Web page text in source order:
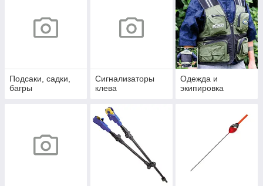
Подсаки, садки,
багры
Сигнализаторы
клева
Одежда и
экипировка